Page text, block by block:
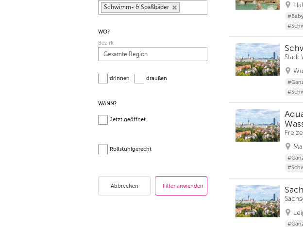
Schwimm- & Spaßbäder
WO?
Bezirk
drinnen draußen
WANN?
Jetzt geöffnet
Rollstuhlgerecht
Abbrechen
Stadt